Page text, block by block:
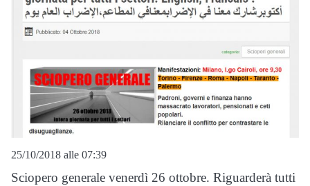
25/10/2018 alle 07:39
Sciopero generale venerdì 26 ottobre. Riguarderà tutti